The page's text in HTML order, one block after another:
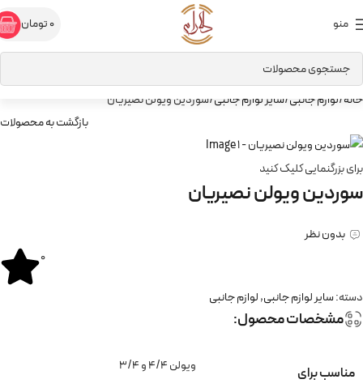
منو 0تومان
خانه لوازم جانبی سایر لوازم جانبی سوردین ویولن نصیریان
بازگشت به محصولات
برای بزرگنمایی کلیک کنید
سوردین ویولن نصیریان
بدون نظر
0
دسته:سایر لوازم جانبی,لوازم جانبی
مشخصات محصول:
مناسب برای ویولن 4/4 و 3/4